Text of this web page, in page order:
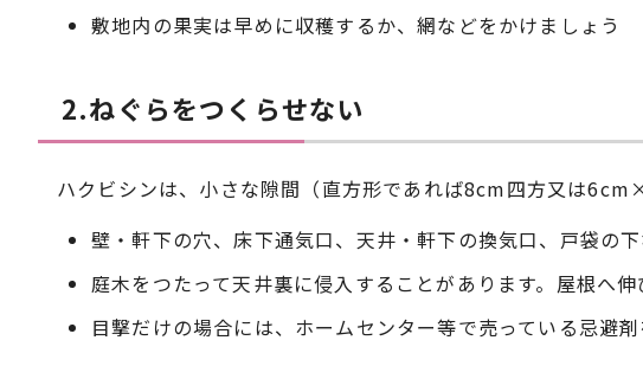
敷地内の果実は早めに収穫するか、網などをかけましょう
2.ねぐらをつくらせない
ハクビシンは、小さな隙間（直方形であれば8cm四方又は
壁・軒下の穴、床下通気口、天井・軒下の換気口、戸袋の
庭木をつたって天井裏に侵入することがあります。屋根へ
目撃だけの場合には、ホームセンター等で売っている忌避